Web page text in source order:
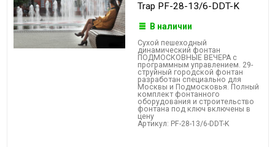
Trap PF-28-13/6-DDT-K
В наличии
Cухой пешеходный
динамический фонтан
ПОДМОСКОВНЫЕ ВЕЧЕРА с
программным управлением. 29-
струйный городской фонтан
разработан специально для
Москвы и Подмосковья. Полный
комплект фонтанного
оборудования и строительство
фонтана под ключ включены в
цену
Артикул: PF-28-13/6-DDT-K